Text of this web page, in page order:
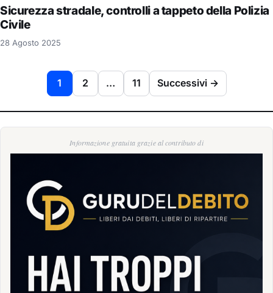
Sicurezza stradale, controlli a tappeto della Polizia
Civile
28 Agosto 2025
Paginazione degli articoli
1 2 … 11 Successivi →
Informazione gratuita grazie al contributo di